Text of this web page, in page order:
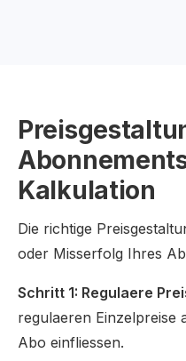
Kalkulation
Die richtige
oder Misserfolg Ihres
Schritt 1: Regulaere
regulaeren Einzelpreise
Abo einfliessen.